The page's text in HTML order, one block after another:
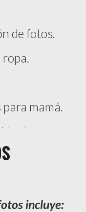
de fotos.
mamá.
en
incluye: